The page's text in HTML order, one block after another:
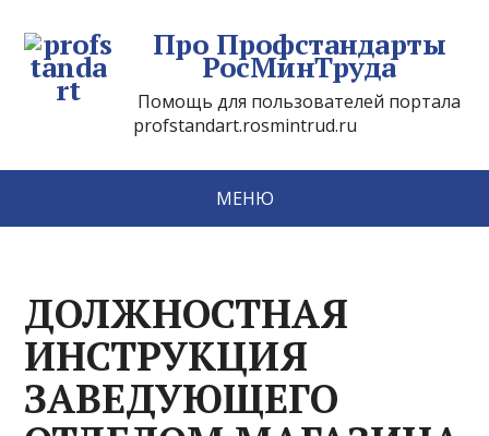
Про Профстандарты
РосМинТруда
Помощь для пользователей портала
profstandart.rosmintrud.ru
МЕНЮ
ДОЛЖНОСТНАЯ
ИНСТРУКЦИЯ
ЗАВЕДУЮЩЕГО